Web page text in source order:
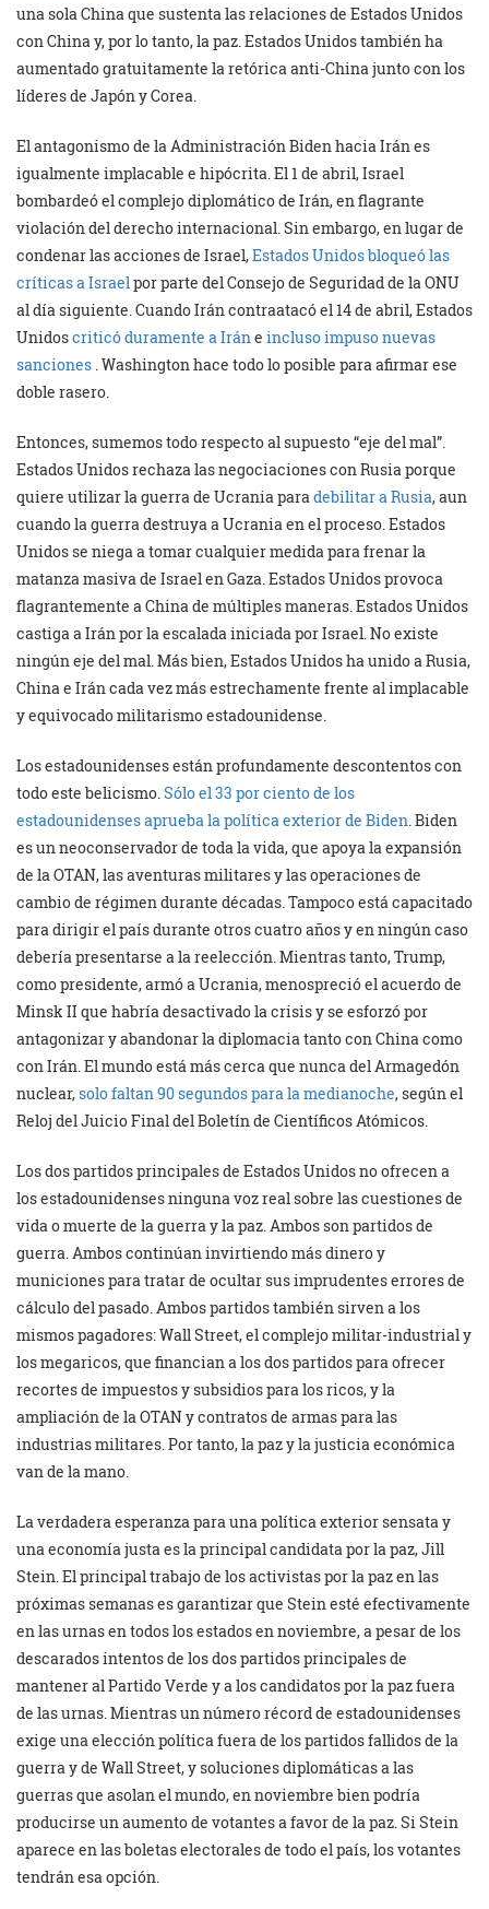
una sola China que sustenta las relaciones de Estados Unidos
con China y, por lo tanto, la paz. Estados Unidos también ha
aumentado gratuitamente la retórica anti-China junto con los
líderes de Japón y Corea.
El antagonismo de la Administración Biden hacia Irán es
igualmente implacable e hipócrita. El 1 de abril, Israel
bombardeó el complejo diplomático de Irán, en flagrante
violación del derecho internacional. Sin embargo, en lugar de
condenar las acciones de Israel,Estados Unidos bloqueó las
críticas a Israelpor parte del Consejo de Seguridad de la ONU
al día siguiente. Cuando Irán contraatacó el 14 de abril, Estados
Unidoscriticó duramente a Iráne incluso impuso nuevas
sanciones . Washington hace todo lo posible para afirmar ese
doble rasero.
Entonces, sumemos todo respecto al supuesto “eje del mal”.
Estados Unidos rechaza las negociaciones con Rusia porque
quiere utilizar la guerra de Ucrania paradebilitar a Rusia, aun
cuando la guerra destruya a Ucrania en el proceso. Estados
Unidos se niega a tomar cualquier medida para frenar la
matanza masiva de Israel en Gaza. Estados Unidos provoca
flagrantemente a China de múltiples maneras. Estados Unidos
castiga a Irán por la escalada iniciada por Israel. No existe
ningún eje del mal. Más bien, Estados Unidos ha unido a Rusia,
China e Irán cada vez más estrechamente frente al implacable
y equivocado militarismo estadounidense.
Los estadounidenses están profundamente descontentos con
todo este belicismo.Sólo el 33 por ciento de los
estadounidenses aprueba la política exterior de Biden. Biden
es un neoconservador de toda la vida, que apoya la expansión
de la OTAN, las aventuras militares y las operaciones de
cambio de régimen durante décadas. Tampoco está capacitado
para dirigir el país durante otros cuatro años y en ningún caso
debería presentarse a la reelección. Mientras tanto, Trump,
como presidente, armó a Ucrania, menospreció el acuerdo de
Minsk II que habría desactivado la crisis y se esforzó por
antagonizar y abandonar la diplomacia tanto con China como
con Irán. El mundo está más cerca que nunca del Armagedón
nuclear,solo faltan 90 segundos para la medianoche, según el
Reloj del Juicio Final del Boletín de Científicos Atómicos.
Los dos partidos principales de Estados Unidos no ofrecen a
los estadounidenses ninguna voz real sobre las cuestiones de
vida o muerte de la guerra y la paz. Ambos son partidos de
guerra. Ambos continúan invirtiendo más dinero y
municiones para tratar de ocultar sus imprudentes errores de
cálculo del pasado. Ambos partidos también sirven a los
mismos pagadores: Wall Street, el complejo militar-industrial y
los megaricos, que financian a los dos partidos para ofrecer
recortes de impuestos y subsidios para los ricos, y la
ampliación de la OTAN y contratos de armas para las
industrias militares. Por tanto, la paz y la justicia económica
van de la mano.
La verdadera esperanza para una política exterior sensata y
una economía justa es la principal candidata por la paz, Jill
Stein. El principal trabajo de los activistas por la paz en las
próximas semanas es garantizar que Stein esté efectivamente
en las urnas en todos los estados en noviembre, a pesar de los
descarados intentos de los dos partidos principales de
mantener al Partido Verde y a los candidatos por la paz fuera
de las urnas. Mientras un número récord de estadounidenses
exige una elección política fuera de los partidos fallidos de la
guerra y de Wall Street, y soluciones diplomáticas a las
guerras que asolan el mundo, en noviembre bien podría
producirse un aumento de votantes a favor de la paz. Si Stein
aparece en las boletas electorales de todo el país, los votantes
tendrán esa opción.